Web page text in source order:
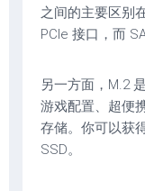
之间的主要区别
PCIe 接口，而
另一方面，M.2
游戏配置、超便
存储。你可以获
SSD。